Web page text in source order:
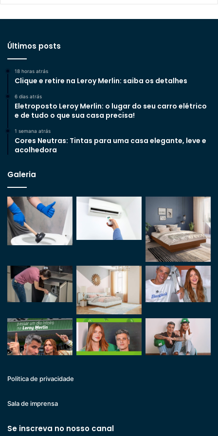
Últimos posts
18 horas atrás
Clique e retire na Leroy Merlin: saiba os detalhes
6 dias atrás
Eletroposto Leroy Merlin: o lugar do seu carro elétrico
e de tudo o que sua casa precisa!
1 semana atrás
Cores Neutras: Tintas para uma casa elegante, leve e
acolhedora
Galeria
Politica de privacidade
Sala de imprensa
Se inscreva no nosso canal